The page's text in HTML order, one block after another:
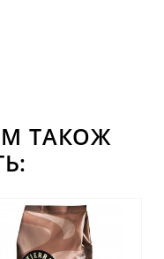
ТАКОЖ